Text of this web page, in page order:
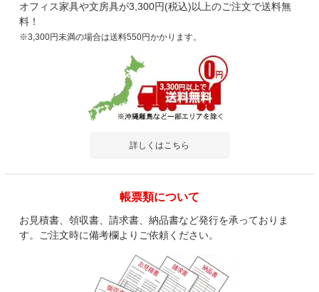
オフィス家具や文房具が3,300円(税込)以上のご注文で送料無
料！
※3,300円未満の場合は送料550円かかります。
詳しくはこちら
帳票類について
お見積書、領収書、請求書、納品書など発行を承っておりま
す。ご注文時に備考欄よりご依頼ください。